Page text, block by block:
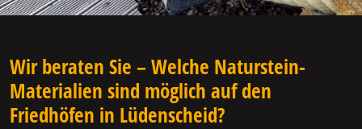
Wir beraten Sie – Welche Naturstein-
Materialien sind möglich auf den
Friedhöfen in Lüdenscheid?